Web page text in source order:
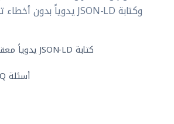
وكتابة JSON-LD يدوياً بدون أخطاء تستغرق ساعات مع خطر الإخفاق في اختبار Google.
كتابة JSON-LD يدوياً معقدة: هيكل متداخل، حقول مطلوبة، وquotation دقيقة
أسئلة FAQ مكتوبة يدوياً لا تعكس ما يبحث عنه جمهورك فعلاً